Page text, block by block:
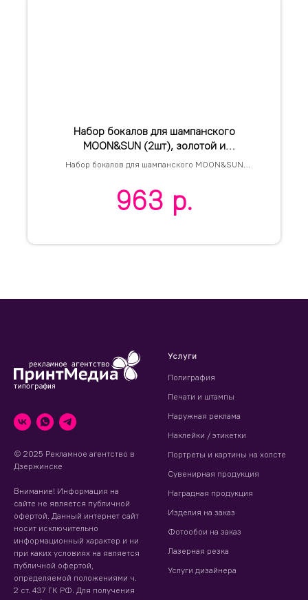
Набор бокалов для шампанского
MOON&SUN (2шт), золотой и
серебяный, 26,5х25,3х9,5см, стекло
Набор бокалов для шампанского MOON&SUN
963 р.
© 2025 Рекламное агентство в
Дзержинске
Внимание! Информация на
сайте не является публичной
офертой. Данный интернет сайт
носит исключительно
информационный характер и ни
при каких условиях на является
публичной офертой,
определяемой положениями ч.
2 ст. 437 ГК РФ. Для получения
Услуги
Полиграфия
Печати и штампы
Наружная реклама
Наклейки / этикетки
Портреты и картины на холсте
Сувенирная продукция
Наградная продукция
Изделия на заказ
Фотообои на заказ
Лазерная резка
Услуги дизайнера